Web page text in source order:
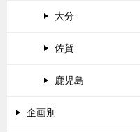
大分
佐賀
鹿児島
企画別